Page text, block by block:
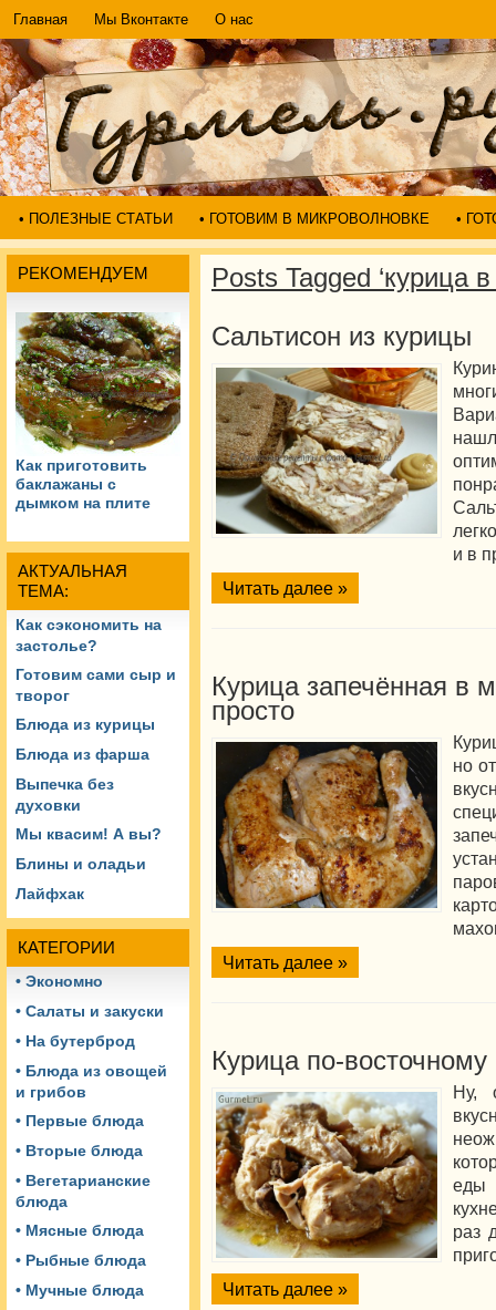
Главная Мы Вконтакте О нас
• ПОЛЕЗНЫЕ СТАТЬИ • ГОТОВИМ В МИКРОВОЛНОВКЕ •
РЕКОМЕНДУЕМ
Как приготовить
баклажаны с
дымком на плите
АКТУАЛЬНАЯ
ТЕМА:
Как сэкономить на
застолье?
Готовим сами сыр и
творог
Блюда из курицы
Блюда из фарша
Выпечка без
духовки
Мы квасим! А вы?
Блины и оладьи
Лайфхак
КАТЕГОРИИ
• Экономно
• Салаты и закуски
• На бутерброд
• Блюда из овощей
и грибов
• Первые блюда
• Вторые блюда
• Вегетарианские
блюда
• Мясные блюда
• Рыбные блюда
• Мучные блюда
Posts Tagged ‘курица
Сальтисон из курицы
и в
Читать далее »
Курица запечённая в
просто
но
Читать далее »
Курица по-
Ну,
еды
раз
Читать далее »